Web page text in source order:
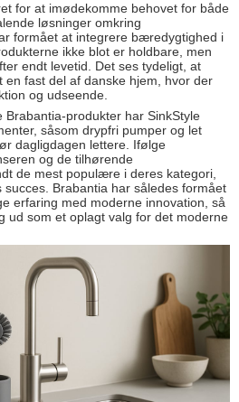
for at imødekomme behovet for både
løsninger omkring
formået at integrere bæredygtighed i
ikke blot er holdbare, men
endt levetid. Det ses tydeligt, at
en fast del af danske hjem, hvor der
og udseende.
Brabantia-produkter har SinkStyle
såsom drypfri pumper og let
dagligdagen lettere. Ifølge
og de tilhørende
de mest populære i deres kategori,
Brabantia har således formået
erfaring med moderne innovation, så
ud som et oplagt valg for det moderne